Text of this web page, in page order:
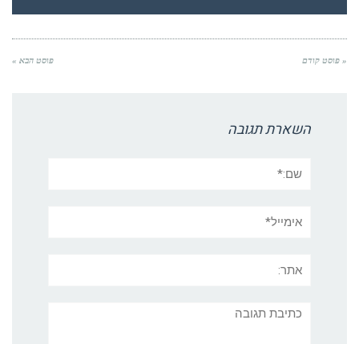
« פוסט קודם פוסט הבא »
השארת תגובה
תגובה